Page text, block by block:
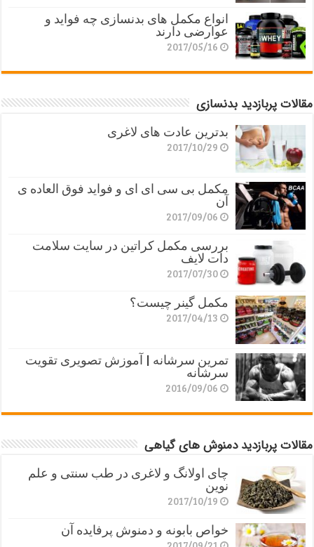
انواع مکمل های بدنسازی چه فواید و
عوارضی دارند
2017/05/16
مقالات پربازدید بدنسازی
بدترین عادت های لاغری
2017/10/29
مکمل بی سی ای ای و فواید فوق العاده ی
آن
2017/09/06
بررسی مکمل کراتین در سایت سلامت
دات لایف
2017/07/30
مکمل گینر چیست؟
2017/04/13
تمرین سرشانه | آموزش تصویری تقویت
سرشانه
2016/09/06
مقالات پربازدید دمنوش های گیاهی
چای اولانگ و لاغری در طب سنتی و علم
نوین
2017/10/19
خواص بابونه و دمنوش پرفایده آن